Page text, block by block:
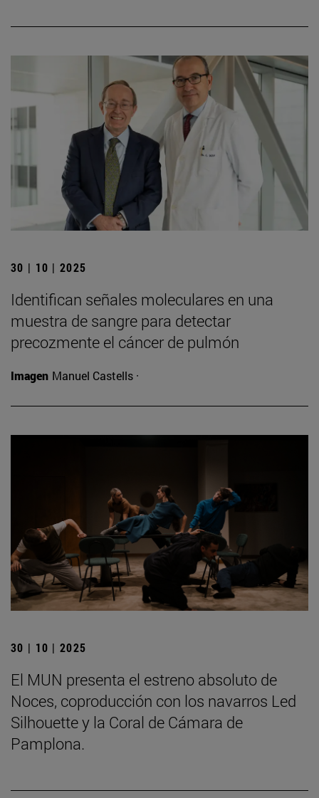
30 | 10 | 2025
Identifican señales moleculares en una
muestra de sangre para detectar
precozmente el cáncer de pulmón
Imagen Manuel Castells ·
30 | 10 | 2025
El MUN presenta el estreno absoluto de
Noces, coproducción con los navarros Led
Silhouette y la Coral de Cámara de
Pamplona.